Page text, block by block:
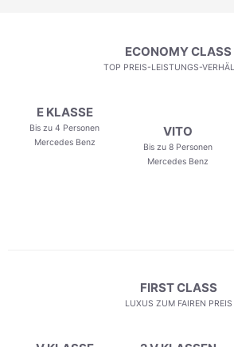
ECONOMY CLASS
TOP PREIS-LEISTUNGS-
E KLASSE
Bis zu 4 Personen
Mercedes Benz
VITO
Bis zu 8 Personen
Mercedes Benz
FIRST CLASS
LUXUS ZUM FAIREN PREIS